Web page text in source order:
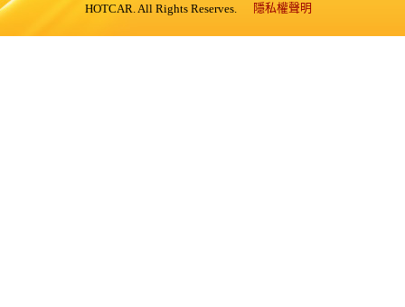
HOTCAR. All Rights Reserves.
隱私權聲明